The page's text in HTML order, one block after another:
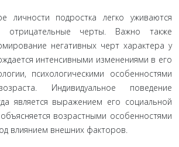
личности подростка легко ужива­ются
отрицательные черты. Важно также
негативных черт характера у
интенсивными изменениями в его
психологическими особенностями
Индивидуальное поведение
является выражением его социальной
возрастными особенностями
влиянием внешних факторов.